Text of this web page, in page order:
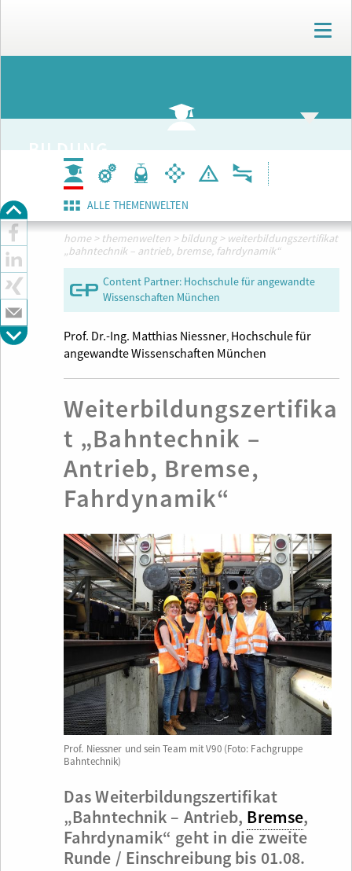
T
o
g
n
v
i
o
BILDUNG
ALLE THEMENWELTEN
home > themenwelten >bildung > weiterbildungszertifikat
„bahntechnik – antrieb, bremse, fahrdynamik“
Content Partner: Hochschule für angewandte
Wissenschaften München
Prof. Dr.-Ing. Matthias Niessner, Hochschule für
angewandte Wissenschaften München
Weiterbildungszertifika
t „Bahntechnik –
Antrieb, Bremse,
Fahrdynamik“
Prof. Niessner und sein Team mit V90 (Foto: Fachgruppe
Bahntechnik)
Das Weiterbildungszertifikat
„Bahntechnik – Antrieb, Bremse,
Fahrdynamik“ geht in die zweite
Runde / Einschreibung bis 01.08.